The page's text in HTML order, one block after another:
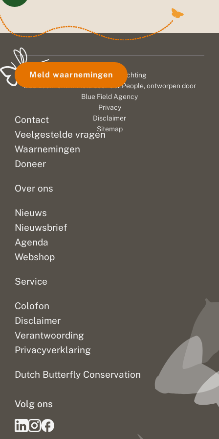
Contact
Veelgestelde vragen
Waarnemingen
Doneer
Over ons
Nieuws
Nieuwsbrief
Agenda
Webshop
Service
Colofon
Disclaimer
Verantwoording
Privacyverklaring
Dutch Butterfly Conservation
Volg ons
Meld waarnemingen
© 2026 Vlinderstichting
Duurzaam ontwikkeld door
Go2People, ontworpen door
Blue Field Agency
Privacy
Disclaimer
Sitemap